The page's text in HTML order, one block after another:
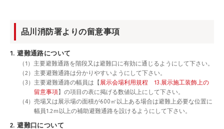
品川消防署よりの留意事項
1. 避難通路について
（1）主要避難通路を階段又は避難口に有効に通じるようにして下さい。
（2）主要避難通路は分かりやすいようにして下さい。
（3）主要避難通路の幅員は【展示会場利用規程 13.展示施工装飾上の
留意事項】の項目の表に掲げる数値以上にして下さい。
（4）売場又は展示場の面積が600㎡以上ある場合は避難上必要な位置に
幅員1.2ｍ以上の補助避難通路を設けるようにして下さい。
2. 避難口について